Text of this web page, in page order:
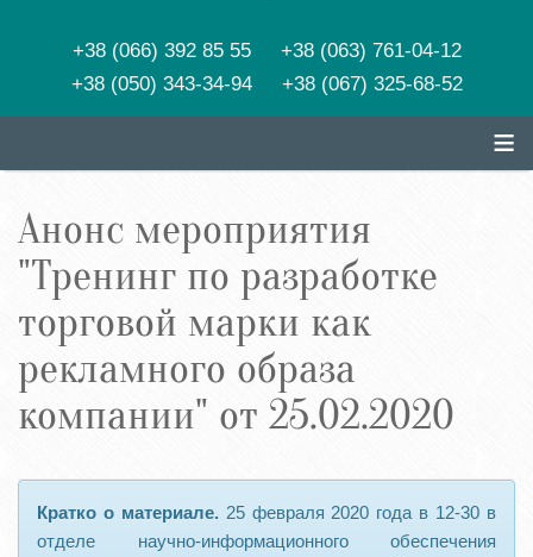
+38 (066) 392 85 55 +38 (063) 761-04-12
+38 (050) 343-34-94 +38 (067) 325-68-52
≡
Анонс мероприятия
"Тренинг по разработке
торговой марки как
рекламного образа
компании" от 25.02.2020
Кратко о материале.25 февраля 2020 года в 12-30 в
отделе научно-информационного обеспечения